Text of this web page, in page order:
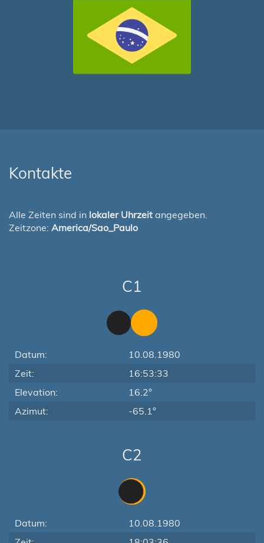
Kontakte
Alle Zeiten sind in lokaler Uhrzeit angegeben.
Zeitzone: America/Sao_Paulo
C1
Datum:
10.08.1980
Zeit:
16:53:33
Elevation:
16.2°
Azimut:
-65.1°
C2
Datum:
10.08.1980